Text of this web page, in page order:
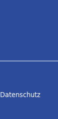
Datenschutz